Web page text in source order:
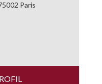
Paris